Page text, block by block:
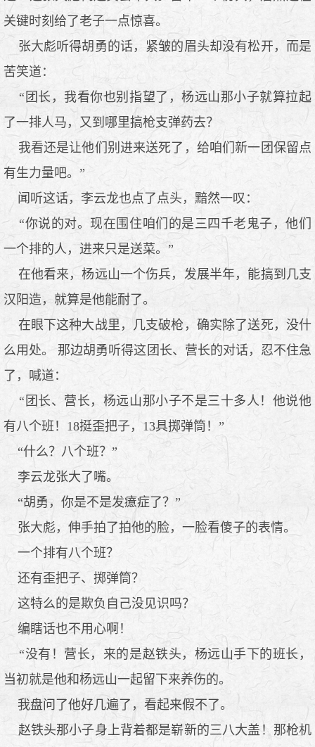
关键时刻给了老子一点惊喜。
张大彪听得胡勇的话，紧皱的眉头却没有松开，而是
苦笑道：
“团长，我看你也别指望了，杨远山那小子就算拉起
了一排人马，又到哪里搞枪支弹药去？
我看还是让他们别进来送死了，给咱们新一团保留点
有生力量吧。”
闻听这话，李云龙也点了点头，黯然一叹：
“你说的对。现在围住咱们的是三四千老鬼子，他们
一个排的人，进来只是送菜。”
在他看来，杨远山一个伤兵，发展半年，能搞到几支
汉阳造，就算是他能耐了。
在眼下这种大战里，几支破枪，确实除了送死，没什
么用处。 那边胡勇听得这团长、营长的对话，忍不住急
了，喊道：
“团长、营长，杨远山那小子不是三十多人！他说他
有八个班！18挺歪把子，13具掷弹筒！”
“什么？八个班？”
李云龙张大了嘴。
“胡勇，你是不是发癔症了？”
张大彪，伸手拍了拍他的脸，一脸看傻子的表情。
一个排有八个班？
还有歪把子、掷弹筒？
这特么的是欺负自己没见识吗？
编瞎话也不用心啊！
“没有！营长，来的是赵铁头，杨远山手下的班长，
当初就是他和杨远山一起留下来养伤的。
我盘问了他好几遍了，看起来假不了。
赵铁头那小子身上背着都是崭新的三八大盖！那枪机